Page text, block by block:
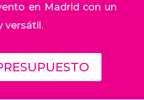
en Madrid con un
versátil.